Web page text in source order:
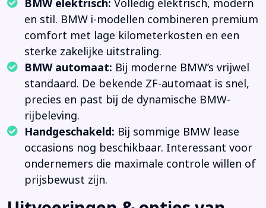
BMW elektrisch: Volledig elektrisch, modern
en stil. BMW i-modellen combineren premium
comfort met lage kilometerkosten en een
sterke zakelijke uitstraling.
BMW automaat: Bij moderne BMW’s vrijwel
standaard. De bekende ZF-automaat is snel,
precies en past bij de dynamische BMW-
rijbeleving.
Handgeschakeld: Bij sommige BMW lease
occasions nog beschikbaar. Interessant voor
ondernemers die maximale controle willen of
prijsbewust zijn.